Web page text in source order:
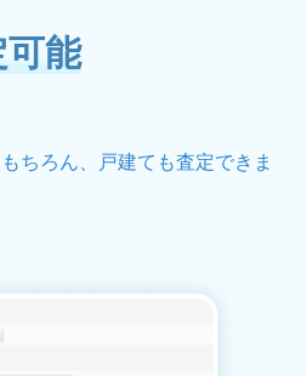
可能
ちろん、戸建ても査定できま